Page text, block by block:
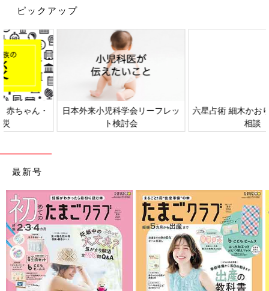
ピックアップ
日本外来小児科学会リーフレッ
六星占術 細木かおりさんの人生
最新号